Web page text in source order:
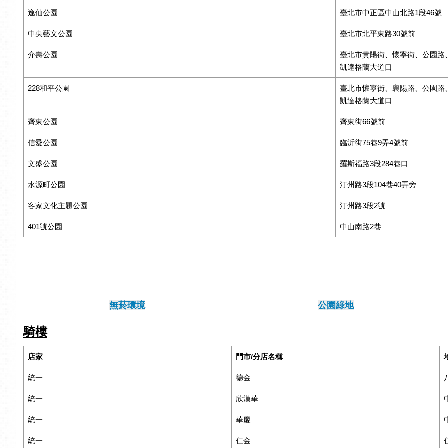
逸仙公園 臺北市中正區中山北路1段46號
中央藝文公園 臺北市北平東路30號前
介壽公園
臺北市貴陽街、懷寧街、公園路
凱達格蘭大道口
228和平公園
臺北市懷寧街、襄陽路、公園路
凱達格蘭大道口
齊東公園 齊東街66號前
信愛公園 臨沂街75巷9弄4號前
文盛公園 羅斯福路3段284巷口
水源町公園 汀州路3段104巷40弄旁
客家文化主題公園 汀州路3段2號
401號公園 中山南路2巷
無菸環境 公園綠地
騎樓
店家 門市/分店名稱
統一 德金
統一 欣漢華
統一 華慶
統一 仁金